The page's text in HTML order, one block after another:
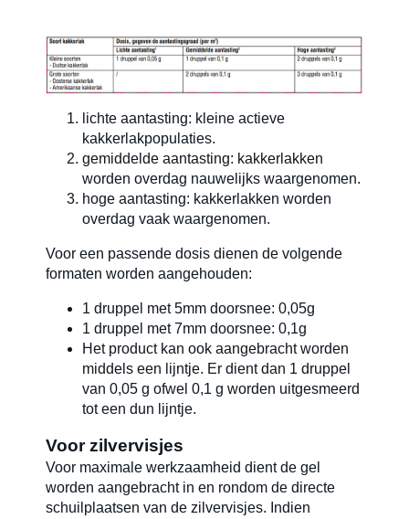
lichte aantasting: kleine actieve
kakkerlakpopulaties.
gemiddelde aantasting: kakkerlakken
worden overdag nauwelijks waargenomen.
hoge aantasting: kakkerlakken worden
overdag vaak waargenomen.
Voor een passende dosis dienen de volgende
formaten worden aangehouden:
1 druppel met 5mm doorsnee: 0,05g
1 druppel met 7mm doorsnee: 0,1g
Het product kan ook aangebracht worden
middels een lijntje. Er dient dan 1 druppel
van 0,05 g ofwel 0,1 g worden uitgesmeerd
tot een dun lijntje.
Voor zilvervisjes
Voor maximale werkzaamheid dient de gel
worden aangebracht in en rondom de directe
schuilplaatsen van de zilvervisjes. Indien